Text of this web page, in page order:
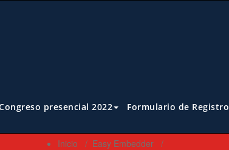
presencial 2022 Formulario de Registro
Inicio / Easy Embedder /